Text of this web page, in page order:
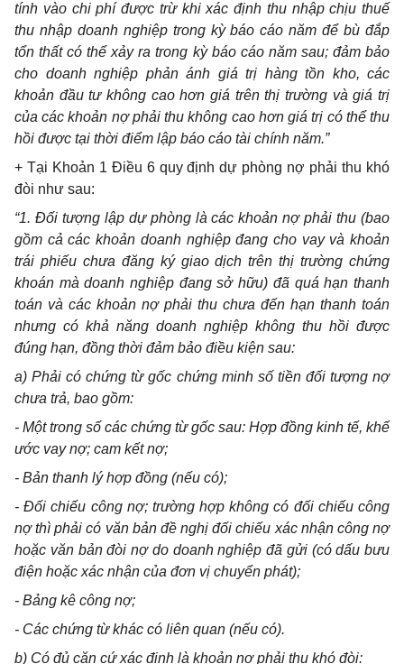
tính vào chi phí được trừ khi xác định thu nhập chịu thuế
thu nhập doanh nghiệp trong kỳ báo cáo năm để bù đắp
tổn thất có thể xảy ra trong kỳ báo cáo năm sau; đảm bảo
cho doanh nghiệp phản ánh giá trị hàng tồn kho, các
khoản đầu tư không cao hơn giá trên thị trường và giá trị
của các khoản nợ phải thu không cao hơn giá trị có thể thu
hồi được tại thời điểm lập báo cáo tài chính năm.”
+ Tại Khoản 1 Điều 6 quy định dự phòng nợ phải thu khó
đòi như sau:
“1. Đối tượng lập dự phòng là các khoản nợ phải thu (bao
gồm cả các khoản doanh nghiệp đang cho vay và khoản
trái phiếu chưa đăng ký giao dịch trên thị trường chứng
khoán mà doanh nghiệp đang sở hữu) đã quá hạn thanh
toán và các khoản nợ phải thu chưa đến hạn thanh toán
nhưng có khả năng doanh nghiệp không thu hồi được
đúng hạn, đồng thời đảm bảo điều kiện sau:
a) Phải có chứng từ gốc chứng minh số tiền đối tượng nợ
chưa trả, bao gồm:
- Một trong số các chứng từ gốc sau: Hợp đồng kinh tế, khế
ước vay nợ; cam kết nợ;
- Bản thanh lý hợp đồng (nếu có);
- Đối chiếu công nợ; trường hợp không có đối chiếu công
nợ thì phải có văn bản đề nghị đối chiếu xác nhận công nợ
hoặc văn bản đòi nợ do doanh nghiệp đã gửi (có dấu bưu
điện hoặc xác nhận của đơn vị chuyển phát);
- Bảng kê công nợ;
- Các chứng từ khác có liên quan (nếu có).
b) Có đủ căn cứ xác định là khoản nợ phải thu khó đòi: